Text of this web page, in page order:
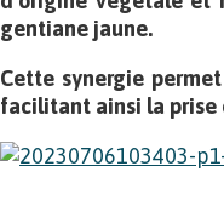
gentiane jaune.
Cette synergie
facilitant ainsi la prise